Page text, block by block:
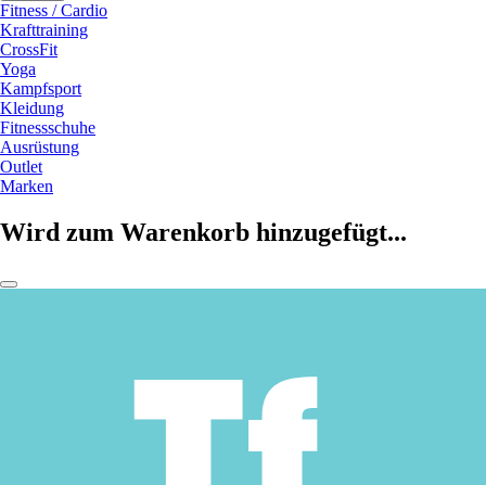
Fitness / Cardio
Krafttraining
CrossFit
Yoga
Kampfsport
Kleidung
Fitnessschuhe
Ausrüstung
Outlet
Marken
Wird zum Warenkorb hinzugefügt...